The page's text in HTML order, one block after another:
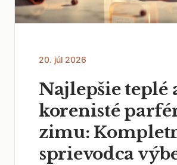
20. júl 2026
Najlepšie teplé
korenisté
zimu:
sprievodca